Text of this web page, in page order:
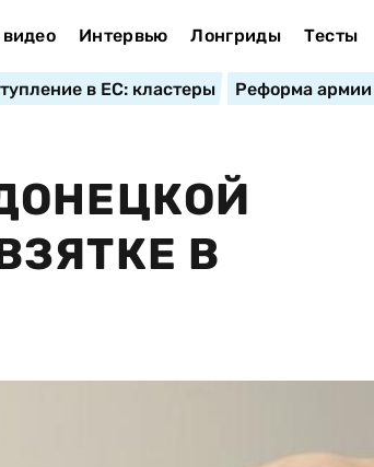
Интервью Лонгриды Тесты
в ЕС: кластеры Реформа армии
В